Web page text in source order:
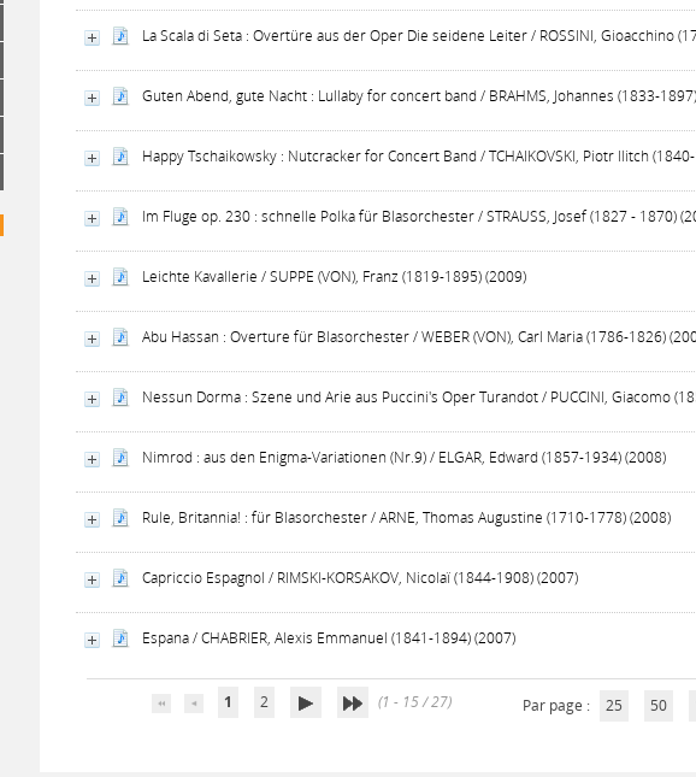
La Scala di Seta : Overtüre aus der Oper Die seidene Leiter / ROSSINI, Gioacchino
Guten Abend, gute Nacht : Lullaby for concert band / BRAHMS, Johannes (1833-
Happy Tschaikowsky : Nutcracker for Concert Band / TCHAIKOVSKI, Piotr Ilitch
Im Fluge op. 230 : schnelle Polka für Blasorchester / STRAUSS, Josef (1827 - 1870)
Leichte Kavallerie / SUPPE (VON), Franz (1819-1895) (2009)
Abu Hassan : Overture für Blasorchester / WEBER (VON), Carl Maria (1786-1826)
Nessun Dorma : Szene und Arie aus Puccini's Oper Turandot / PUCCINI, Giacomo
Nimrod : aus den Enigma-Variationen (Nr.9) / ELGAR, Edward (1857-1934) (2008)
Rule, Britannia! : für Blasorchester / ARNE, Thomas Augustine (1710-1778) (2008)
Capriccio Espagnol / RIMSKI-KORSAKOV, Nicolaï (1844-1908) (2007)
Espana / CHABRIER, Alexis Emmanuel (1841-1894) (2007)
1 2 (1 - 15 / 27) Par page : 25 50